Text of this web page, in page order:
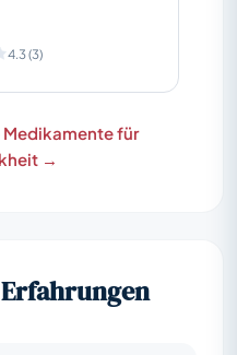
4.3 (3)
Medikamente für
→